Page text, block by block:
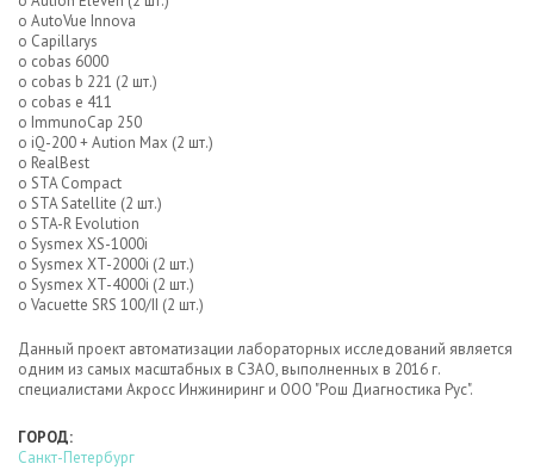
o AutoVue Innova
o Capillarys
o cobas 6000
o cobas b 221 (2 шт.)
o cobas e 411
o ImmunoCap 250
o iQ-200 + Aution Max (2 шт.)
o RealBest
o STA Compact
o STA Satellite (2 шт.)
o STA-R Evolution
o Sysmex XS-1000i
o Sysmex XT-2000i (2 шт.)
o Sysmex XT-4000i (2 шт.)
o Vacuette SRS 100/II (2 шт.)
Данный проект автоматизации лабораторных исследований является
одним из самых масштабных в СЗАО, выполненных в 2016 г.
специалистами Акросс Инжиниринг и ООО "Рош Диагностика Рус".
ГОРОД:
Санкт-Петербург